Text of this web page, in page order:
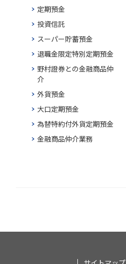
定期預金
投資信託
スーパー貯蓄預金
退職金限定特別定期預金
野村證券との金融商品仲
介
外貨預金
大口定期預金
為替特約付外貨定期預金
金融商品仲介業務